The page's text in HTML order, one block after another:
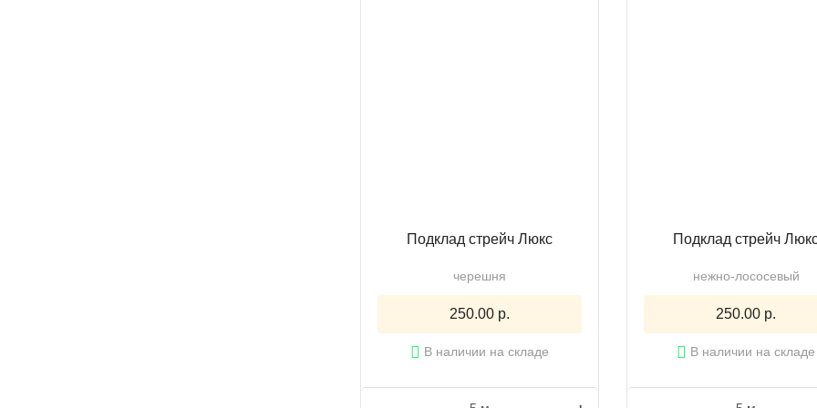
Подклад стрейч Люкс
черешня
250.00 р.
В наличии на складе
Подклад стрейч
нежно-лососевый
250.00 р.
В наличии на складе